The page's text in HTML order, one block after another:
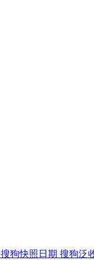
搜狗快照日期 搜狗泛